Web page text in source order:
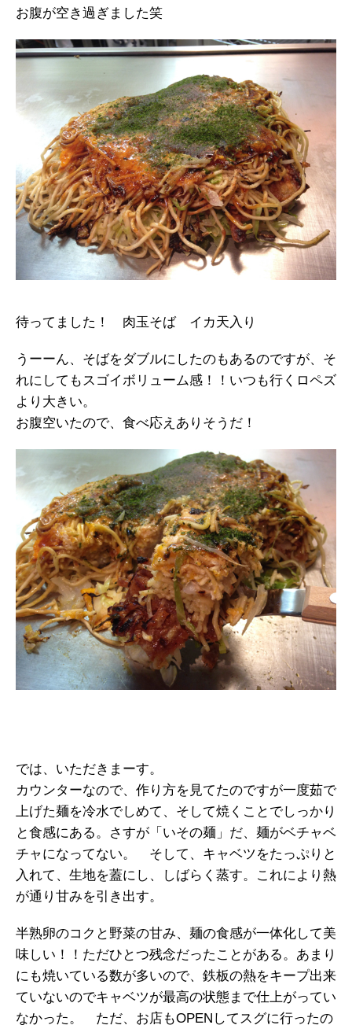
お腹が空き過ぎました笑
待ってました！ 肉玉そば イカ天入り
うーーん、そばをダブルにしたのもあるのですが、そ
れにしてもスゴイボリューム感！！いつも行くロペズ
より大きい。
お腹空いたので、食べ応えありそうだ！
では、いただきまーす。
カウンターなので、作り方を見てたのですが一度茹で
上げた麺を冷水でしめて、そして焼くことでしっかり
と食感にある。さすが「いその麺」だ、麺がベチャベ
チャになってない。 そして、キャベツをたっぷりと
入れて、生地を蓋にし、しばらく蒸す。これにより熱
が通り甘みを引き出す。
半熟卵のコクと野菜の甘み、麺の食感が一体化して美
味しい！！ただひとつ残念だったことがある。あまり
にも焼いている数が多いので、鉄板の熱をキープ出来
ていないのでキャベツが最高の状態まで仕上がってい
なかった。 ただ、お店もOPENしてスグに行ったの